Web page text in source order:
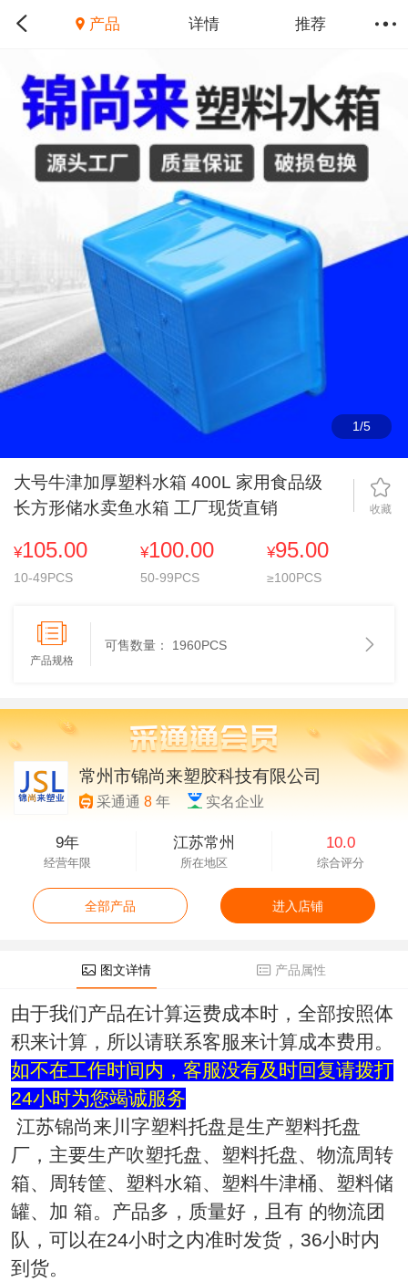
产品 详情 推荐
1/5
大号牛津加厚塑料水箱 400L 家用食品级
长方形储水卖鱼水箱 工厂现货直销
收藏
¥105.00
10-49PCS
¥100.00
50-99PCS
¥95.00
≥100PCS
产品规格
可售数量： 1960PCS
常州市锦尚来塑胶科技有限公司
采通通8 年 实名企业
9年
经营年限
江苏常州
所在地区
10.0
综合评分
全部产品 进入店铺
图文详情 产品属性
由于我们产品在计算运费成本时，全部按照体
积来计算，所以请联系客服来计算成本费用。
如不在工作时间内，客服没有及时回复请拨打
24小时为您竭诚服务
江苏锦尚来川字塑料托盘是生产塑料托盘
厂，主要生产吹塑托盘、塑料托盘、物流周转
箱、周转筐、 塑料水箱、塑料牛津桶、塑料储
罐、加 箱。产品多，质量好，且有 的物流团
队，可以在24小时之内准时发货，36小时内
到货。